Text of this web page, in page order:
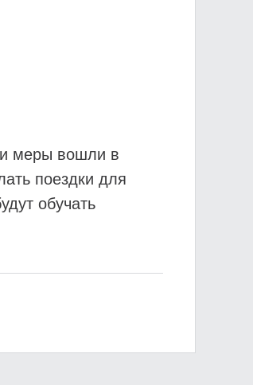
меры вошли в
поездки для
обучать